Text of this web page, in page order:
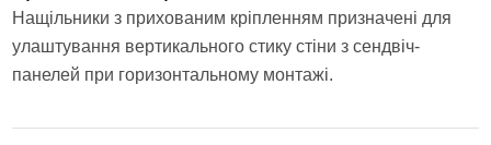
Нащільники з прихованим кріпленням призначені для
улаштування вертикального стику стіни з сендвіч-
панелей при горизонтальному монтажі.